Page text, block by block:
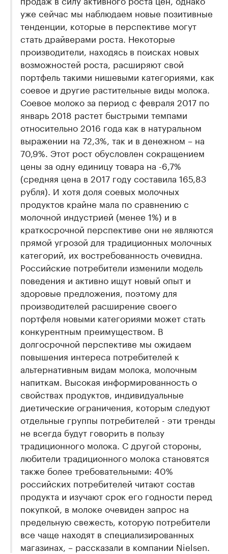
уже сейчас мы наблюдаем новые позитивные
тенденции, которые в перспективе могут
стать драйверами роста. Некоторые
производители, находясь в поисках новых
возможностей роста, расширяют свой
портфель такими нишевыми категориями, как
соевое и другие растительные виды молока.
Соевое молоко за период с февраля 2017 по
январь 2018 растет быстрыми темпами
относительно 2016 года как в натуральном
выражении на 72,3%, так и в денежном – на
70,9%. Этот рост обусловлен сокращением
цены за одну единицу товара на -6,7%
(средняя цена в 2017 году составила 165,83
рубля). И хотя доля соевых молочных
продуктов крайне мала по сравнению с
молочной индустрией (менее 1%) и в
краткосрочной перспективе они не являются
прямой угрозой для традиционных молочных
категорий, их востребованность очевидна.
Российские потребители изменили модель
поведения и активно ищут новый опыт и
здоровые предложения, поэтому для
производителей расширение своего
портфеля новыми категориями может стать
конкурентным преимуществом. В
долгосрочной перспективе мы ожидаем
повышения интереса потребителей к
альтернативным видам молока, молочным
напиткам. Высокая информированность о
свойствах продуктов, индивидуальные
диетические ограничения, которым следуют
отдельные группы потребителей - эти тренды
не всегда будут говорить в пользу
традиционного молока. С другой стороны,
любители традиционного молока становятся
также более требовательными: 40%
российских потребителей читают состав
продукта и изучают срок его годности перед
покупкой, в молоке очевиден запрос на
предельную свежесть, которую потребители
все чаще находят в специализированных
магазинах, – рассказали в компании Nielsen.